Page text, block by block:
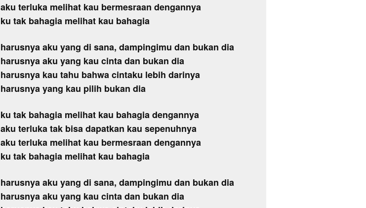
aku terluka melihat kau bermesraan dengannya
ku tak bahagia melihat kau bahagia
harusnya aku yang di sana, dampingimu dan bukan dia
harusnya aku yang kau cinta dan bukan dia
harusnya kau tahu bahwa cintaku lebih darinya
harusnya yang kau pilih bukan dia
ku tak bahagia melihat kau bahagia dengannya
aku terluka tak bisa dapatkan kau sepenuhnya
aku terluka melihat kau bermesraan dengannya
ku tak bahagia melihat kau bahagia
harusnya aku yang di sana, dampingimu dan bukan dia
harusnya aku yang kau cinta dan bukan dia